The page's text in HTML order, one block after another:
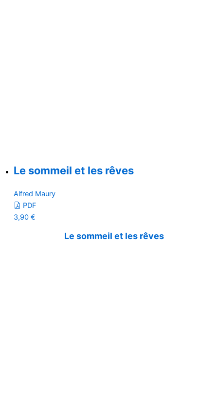
Le sommeil et les rêves
Alfred Maury
PDF
3,90 €
Le sommeil et les rêves